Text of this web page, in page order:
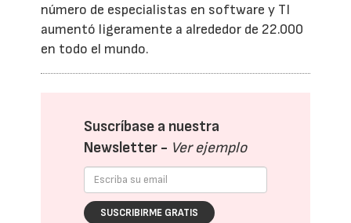
número de especialistas en software y TI
aumentó ligeramente a alrededor de 22.000
en todo el mundo.
Suscríbase a nuestra
Newsletter - Ver ejemplo
SUSCRIBIRME GRATIS